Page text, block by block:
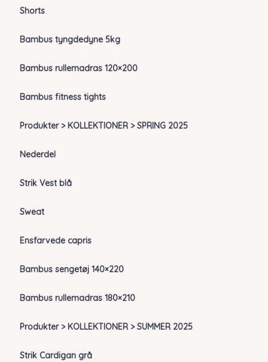
Shorts
Bambus tyngdedyne 5kg
Bambus rullemadras 120×200
Bambus fitness tights
Produkter > KOLLEKTIONER > SPRING 2025
Nederdel
Strik Vest blå
Sweat
Ensfarvede capris
Bambus sengetøj 140×220
Bambus rullemadras 180×210
Produkter > KOLLEKTIONER > SUMMER 2025
Strik Cardigan grå